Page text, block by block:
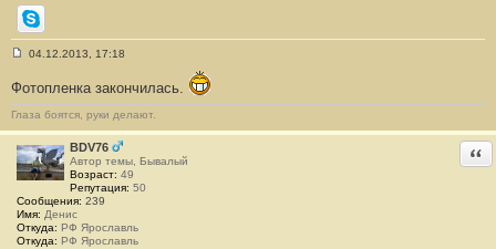
Skype
о
б
щ
е
н
и
е
#
9
9
04.12.2013, 17:18
Фотопленка закончилась.
Глаза боятся, руки делают.
BDV76
Автор темы, Бывалый
Возраст: 49
Репутация: 50
Сообщения: 239
Имя: Денис
Откуда: РФ Ярославль
Откуда: РФ Ярославль